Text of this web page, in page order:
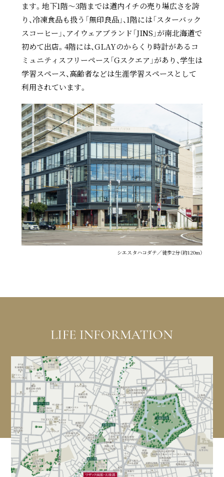
ます。地下1階～3階までは道内イチの売り場広さを誇
り、冷凍食品も扱う「無印良品」、1階には「スターバック
スコーヒー」、アイウェアブランド「JINS」が南北海道で
初めて出店。4階には、GLAYのからくり時計があるコ
ミュニティスフリーペース「Gスクエア」があり、学生は
学習スペース、高齢者などは生涯学習スペースとして
利用されています。
シエスタハコダテ／徒歩2分（約120m）